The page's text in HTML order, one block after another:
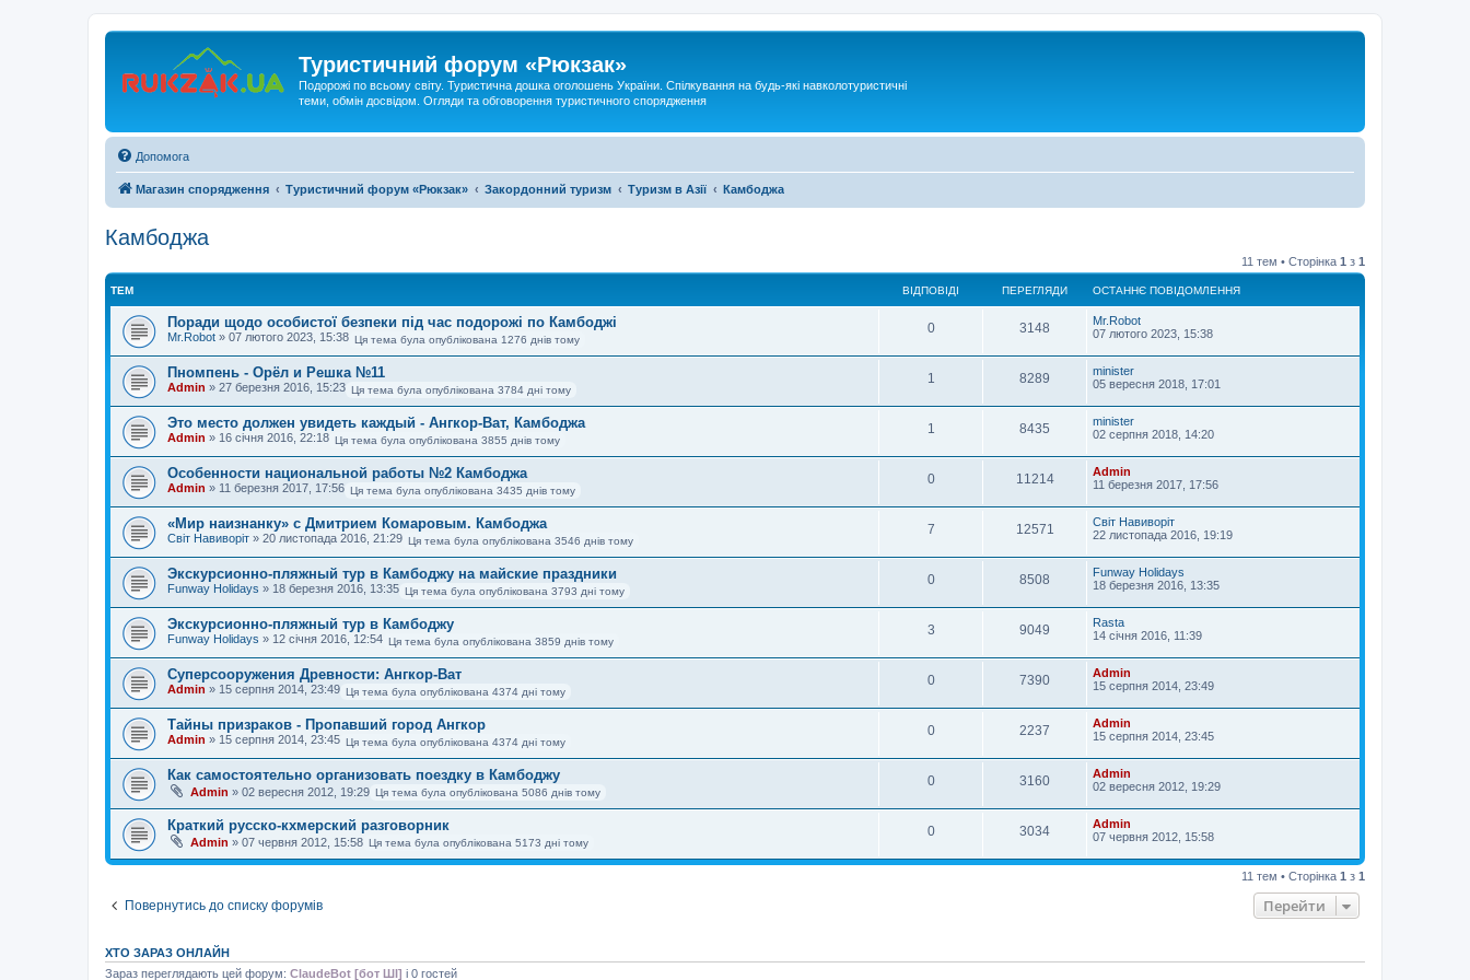
Туристичний форум «Рюкзак»
Подорожі по всьому світу. Туристична дошка оголошень України. Спілкування на будь-які навколотуристичні
теми, обмін досвідом. Огляди та обговорення туристичного спорядження
Допомога
Магазин спорядження Туристичний форум «Рюкзак» Закордонний туризм Туризм в Азії Камбоджа
Камбоджа
11 тем • Сторінка 1 з 1
ТЕМ ВІДПОВІДІ ПЕРЕГЛЯДИ ОСТАННЄ ПОВІДОМЛЕННЯ
Поради щодо особистої безпеки під час подорожі по Камбоджі
Mr.Robot » 07 лютого 2023, 15:38 Ця тема була опублікована 1276 днів тому
0 3148
Mr.Robot
07 лютого 2023, 15:38
Пномпень - Орёл и Решка №11
Admin » 27 березня 2016, 15:23 Ця тема була опублікована 3784 дні тому
1 8289
minister
05 вересня 2018, 17:01
Это место должен увидеть каждый - Ангкор-Ват, Камбоджа
Admin » 16 січня 2016, 22:18 Ця тема була опублікована 3855 днів тому
1 8435
minister
02 серпня 2018, 14:20
Особенности национальной работы №2 Камбоджа
Admin » 11 березня 2017, 17:56 Ця тема була опублікована 3435 днів тому
0 11214
Admin
11 березня 2017, 17:56
«Мир наизнанку» с Дмитрием Комаровым. Камбоджа
Світ Навиворіт » 20 листопада 2016, 21:29 Ця тема була опублікована 3546 днів тому
7 12571
Світ Навиворіт
22 листопада 2016, 19:19
Экскурсионно-пляжный тур в Камбоджу на майские праздники
Funway Holidays » 18 березня 2016, 13:35 Ця тема була опублікована 3793 дні тому
0 8508
Funway Holidays
18 березня 2016, 13:35
Экскурсионно-пляжный тур в Камбоджу
Funway Holidays » 12 січня 2016, 12:54 Ця тема була опублікована 3859 днів тому
3 9049
Rasta
14 січня 2016, 11:39
Суперсооружения Древности: Ангкор-Ват
Admin » 15 серпня 2014, 23:49 Ця тема була опублікована 4374 дні тому
0 7390
Admin
15 серпня 2014, 23:49
Тайны призраков - Пропавший город Ангкор
Admin » 15 серпня 2014, 23:45 Ця тема була опублікована 4374 дні тому
0 2237
Admin
15 серпня 2014, 23:45
Как самостоятельно организовать поездку в Камбоджу
Admin » 02 вересня 2012, 19:29 Ця тема була опублікована 5086 днів тому
0 3160
Admin
02 вересня 2012, 19:29
Краткий русско-кхмерский разговорник
Admin » 07 червня 2012, 15:58 Ця тема була опублікована 5173 дні тому
0 3034
Admin
07 червня 2012, 15:58
11 тем • Сторінка 1 з 1
Повернутись до списку форумів Перейти
ХТО ЗАРАЗ ОНЛАЙН
Зараз переглядають цей форум: ClaudeBot [бот ШІ] і 0 гостей